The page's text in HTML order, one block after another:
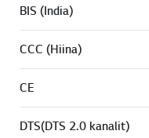
BIS (India)
CCC (Hiina)
CE
DTS(DTS 2.0 kanalit)